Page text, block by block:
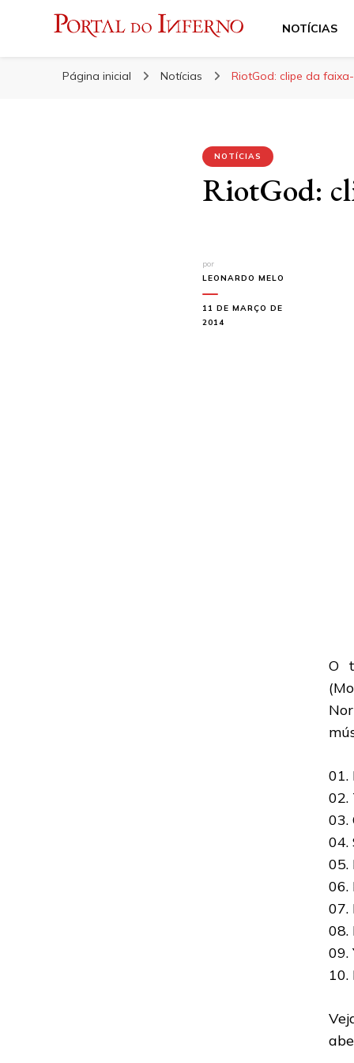
Portal do Inferno
NOTÍCIAS
Página inicial Notícias RiotGod: clipe da
NOTÍCIAS
RiotGod:
por
LEONARDO MELO
11 DE MARÇO DE
2014
O
01.
02.
03.
04.
05.
06.
07.
08.
09.